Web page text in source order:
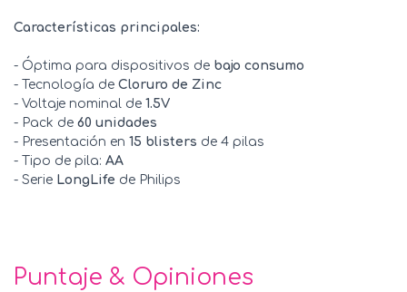
Características principales:
- Óptima para dispositivos de bajo consumo
- Tecnología de Cloruro de Zinc
- Voltaje nominal de 1.5V
- Pack de 60 unidades
- Presentación en 15 blisters de 4 pilas
- Tipo de pila: AA
- Serie LongLife de Philips
Puntaje & Opiniones